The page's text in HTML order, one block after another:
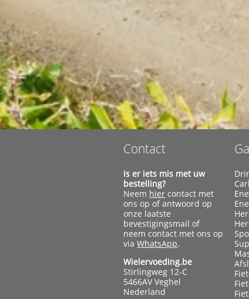
Contact
Is er iets mis met uw
bestelling?
Neem hier contact met
ons op of antwoord op
onze laatste
bevestigingsmail of
neem contact met ons op
viaWhatsApp.
Wielervoeding.be
Stirlingweg 12-C
5466AV Veghel
Nederland